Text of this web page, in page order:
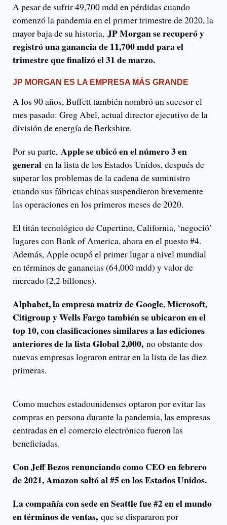
A pesar de sufrir 49,700 mdd en pérdidas cuando
comenzó la pandemia en el primer trimestre de 2020, la
mayor baja de su historia, JP Morgan se recuperó y
registró una ganancia de 11,700 mdd para el
trimestre que finalizó el 31 de marzo.
JP MORGAN ES LA EMPRESA MÁS GRANDE
A los 90 años, Buffett también nombró un sucesor el
mes pasado: Greg Abel, actual director ejecutivo de la
división de energía de Berkshire.
Por su parte, Apple se ubicó en el número 3 en
general en la lista de los Estados Unidos, después de
superar los problemas de la cadena de suministro
cuando sus fábricas chinas suspendieron brevemente
las operaciones en los primeros meses de 2020.
El titán tecnológico de Cupertino, California, ‘negoció’
lugares con Bank of America, ahora en el puesto #4.
Además, Apple ocupó el primer lugar a nivel mundial
en términos de ganancias (64,000 mdd) y valor de
mercado (2,2 billones).
Alphabet, la empresa matriz de Google, Microsoft,
Citigroup y Wells Fargo también se ubicaron en el
top 10, con clasificaciones similares a las ediciones
anteriores de la lista Global 2,000, no obstante dos
nuevas empresas lograron entrar en la lista de las diez
primeras.
Como muchos estadounidenses optaron por evitar las
compras en persona durante la pandemia, las empresas
centradas en el comercio electrónico fueron las
beneficiadas.
Con Jeff Bezos renunciando como CEO en febrero
de 2021, Amazon saltó al #5 en los Estados Unidos.
La compañía con sede en Seattle fue #2 en el mundo
en términos de ventas, que se dispararon por